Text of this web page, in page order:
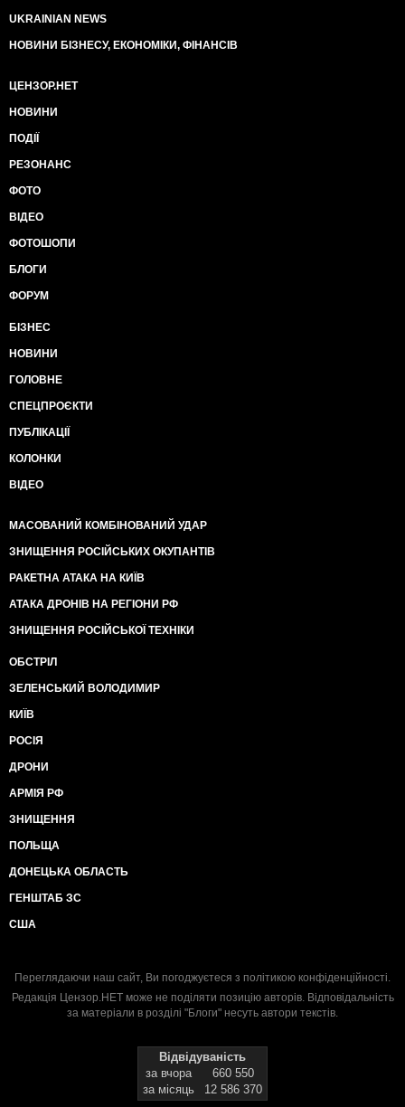
UKRAINIAN NEWS
НОВИНИ БІЗНЕСУ, ЕКОНОМІКИ, ФІНАНСІВ
ЦЕНЗОР.НЕТ
НОВИНИ
ПОДІЇ
РЕЗОНАНС
ФОТО
ВІДЕО
ФОТОШОПИ
БЛОГИ
ФОРУМ
БІЗНЕС
НОВИНИ
ГОЛОВНЕ
СПЕЦПРОЄКТИ
ПУБЛІКАЦІЇ
КОЛОНКИ
ВІДЕО
МАСОВАНИЙ КОМБІНОВАНИЙ УДАР
ЗНИЩЕННЯ РОСІЙСЬКИХ ОКУПАНТІВ
РАКЕТНА АТАКА НА КИЇВ
АТАКА ДРОНІВ НА РЕГІОНИ РФ
ЗНИЩЕННЯ РОСІЙСЬКОЇ ТЕХНІКИ
ОБСТРІЛ
ЗЕЛЕНСЬКИЙ ВОЛОДИМИР
КИЇВ
РОСІЯ
ДРОНИ
АРМІЯ РФ
ЗНИЩЕННЯ
ПОЛЬЩА
ДОНЕЦЬКА ОБЛАСТЬ
ГЕНШТАБ ЗС
США
Переглядаючи наш сайт, Ви погоджуєтеся з політикою конфіденційності.
Редакція Цензор.НЕТ може не поділяти позицію авторів. Відповідальність
за матеріали в розділі "Блоги" несуть автори текстів.
Відвідуваність
за вчора
660 550
за місяць
12 586 370